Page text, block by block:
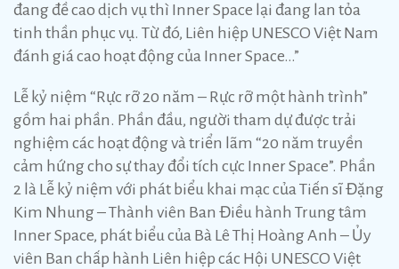
đang đề cao dịch vụ thì Inner Space lại đang lan tỏa
tinh thần phục vụ. Từ đó, Liên hiệp UNESCO Việt Nam
đánh giá cao hoạt động của Inner Space…”
Lễ kỷ niệm “Rực rỡ 20 năm – Rực rỡ một hành trình”
gồm hai phần. Phần đầu, người tham dự được trải
nghiệm các hoạt động và triển lãm “20 năm truyền
cảm hứng cho sự thay đổi tích cực Inner Space”. Phần
2 là Lễ kỷ niệm với phát biểu khai mạc của Tiến sĩ Đặng
Kim Nhung – Thành viên Ban Điều hành Trung tâm
Inner Space, phát biểu của Bà Lê Thị Hoàng Anh – Ủy
viên Ban chấp hành Liên hiệp các Hội UNESCO Việt